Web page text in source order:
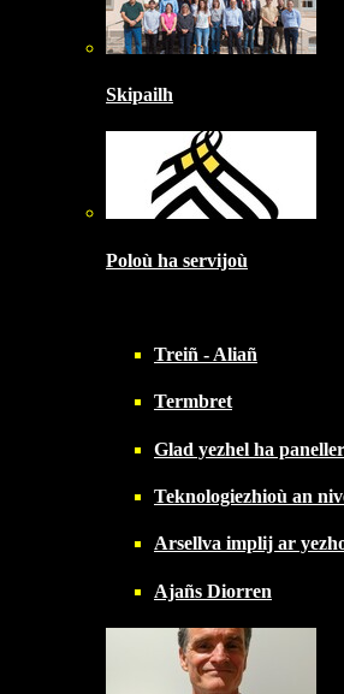
Skipailh
Poloù ha servijoù
Treiñ - Aliañ
Termbret
Glad yezhel ha
Teknologiezhioù an
Arsellva implij ar
Ajañs Diorren